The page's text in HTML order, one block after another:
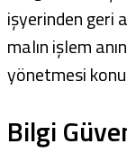
işyerinden geri
malın işlem
yönetmesi
Bilgi